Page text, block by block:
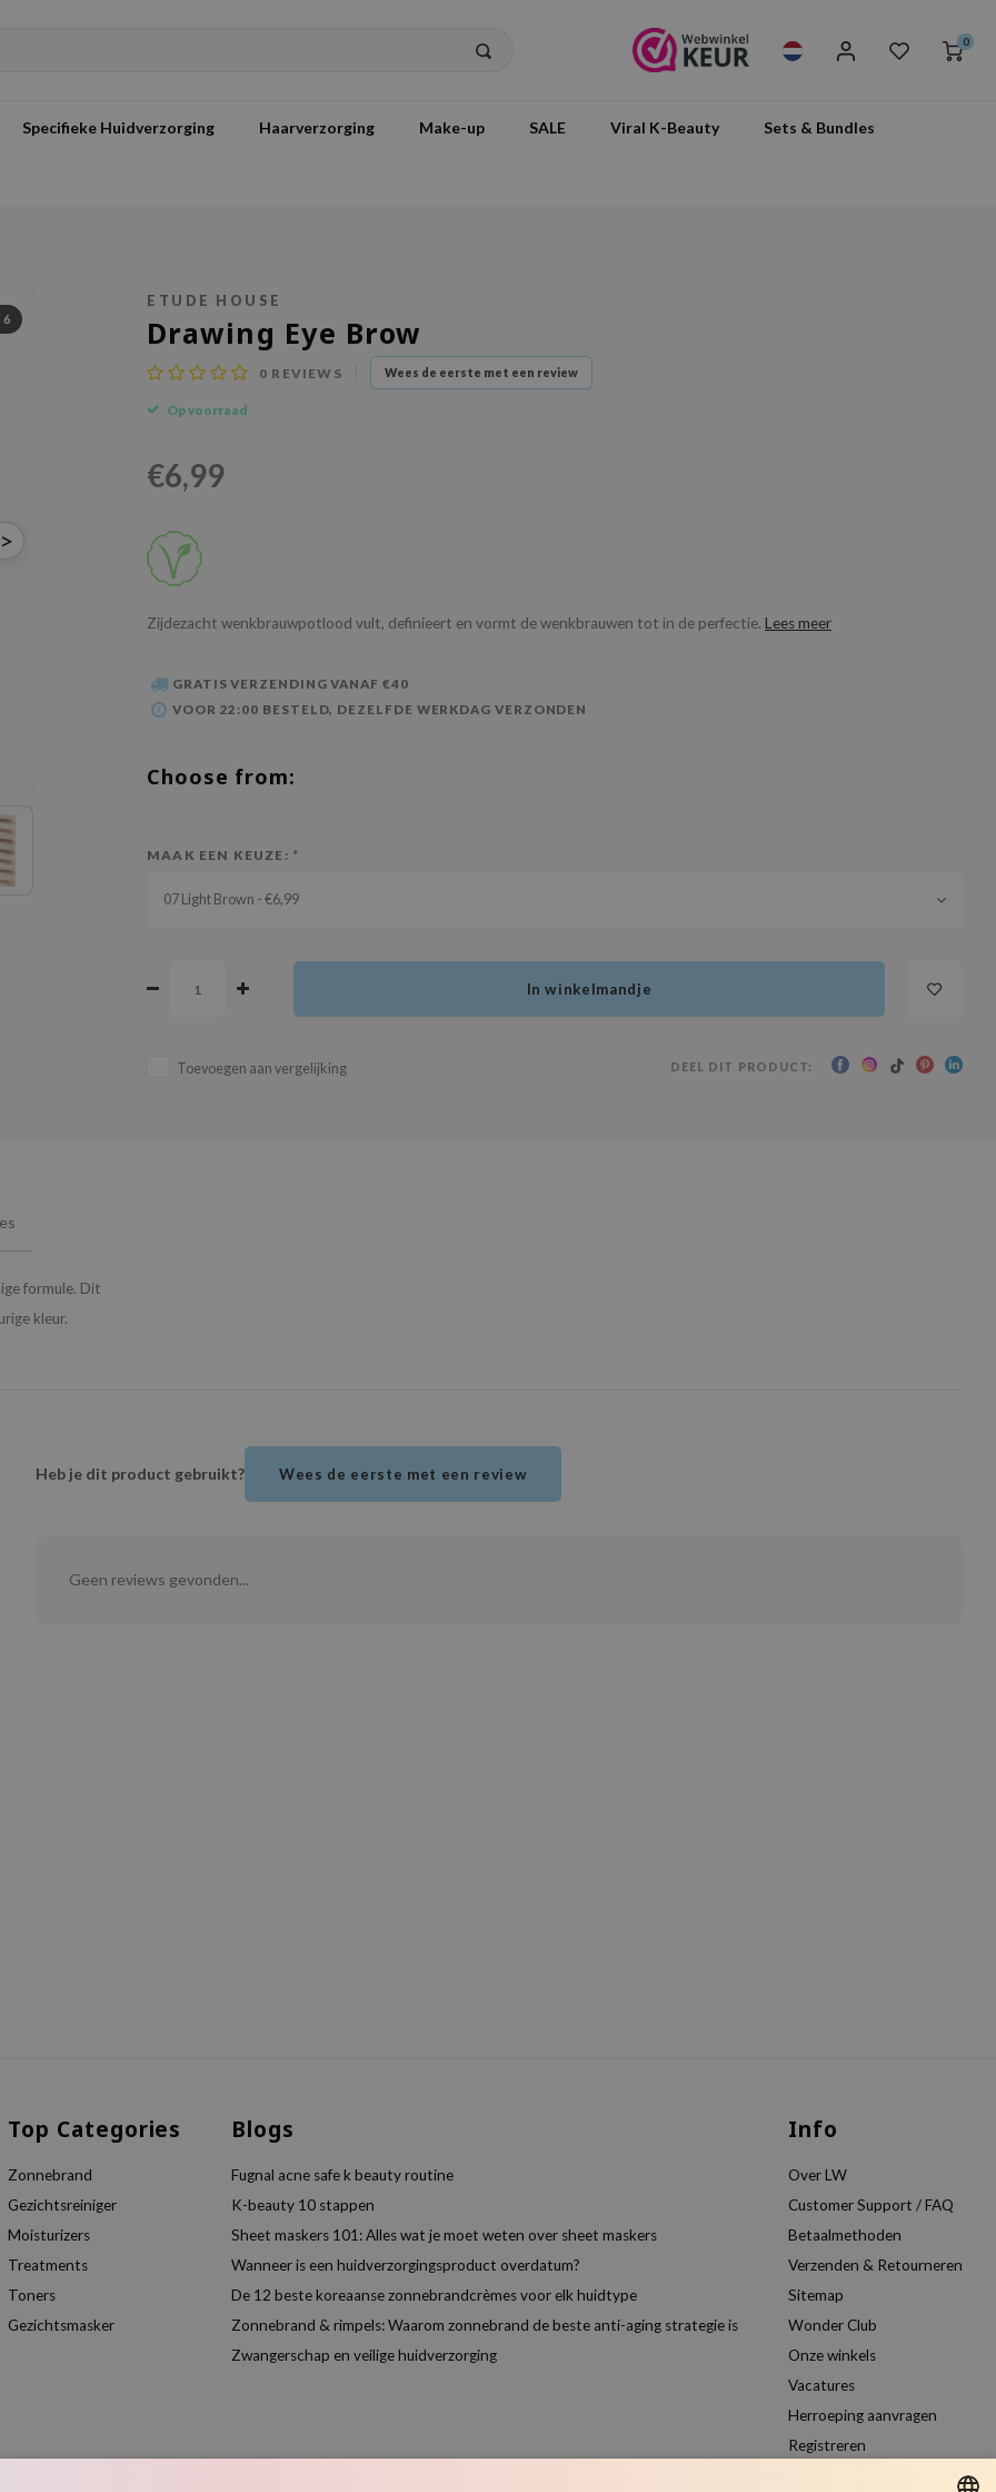
0
Specifieke Huidverzorging Haarverzorging Make-up SALE Viral K-Beauty Sets & Bundles
6
ETUDE HOUSE
Drawing Eye Brow
0 REVIEWS Wees de eerste met een review
Op voorraad
€6,99
Zijdezacht wenkbrauwpotlood vult, definieert en vormt de wenkbrauwen tot in de perfectie. Lees meer
GRATIS VERZENDING VANAF €40
VOOR 22:00 BESTELD, DEZELFDE WERKDAG VERZONDEN
Choose from:
MAAK EEN KEUZE: *
07 Light Brown - €6,99
In winkelmandje
Toevoegen aan vergelijking DEEL DIT PRODUCT:
formule. Dit
kleur.
Heb je dit product gebruikt? Wees de eerste met een review
Geen reviews gevonden...
Top Categories
Zonnebrand
Gezichtsreiniger
Moisturizers
Treatments
Toners
Gezichtsmasker
Blogs
Fugnal acne safe k beauty routine
K-beauty 10 stappen
Sheet maskers 101: Alles wat je moet weten over sheet maskers
Wanneer is een huidverzorgingsproduct overdatum?
De 12 beste koreaanse zonnebrandcrèmes voor elk huidtype
Zonnebrand & rimpels: Waarom zonnebrand de beste anti-aging strategie is
Zwangerschap en veilige huidverzorging
Info
Over LW
Customer Support / FAQ
Betaalmethoden
Verzenden & Retourneren
Sitemap
Wonder Club
Onze winkels
Vacatures
Herroeping aanvragen
Registreren